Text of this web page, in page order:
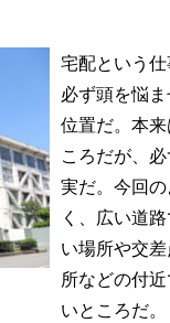
宅配という仕
必ず頭を悩
位置だ。本
ころだが、
実だ。今回
く、広い道
い場所や交
所などの付
いところだ。